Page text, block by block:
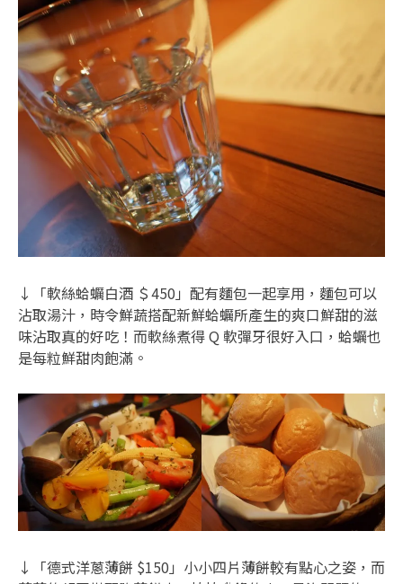
↓「軟絲蛤蠣白酒 ＄450」配有麵包一起享用，麵包可以
沾取湯汁，時令鮮蔬搭配新鮮蛤蠣所產生的爽口鮮甜的滋
味沾取真的好吃！而軟絲煮得 Q 軟彈牙很好入口，蛤蠣也
是每粒鮮甜肉飽滿。
↓「德式洋蔥薄餅 $150」小小四片薄餅較有點心之姿，而